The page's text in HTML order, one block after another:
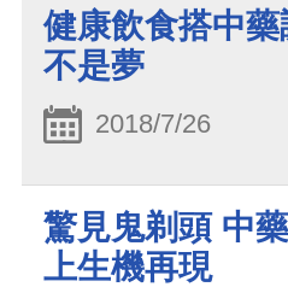
健康飲食搭中
不是夢
2018/7/26
驚見鬼剃頭 中
上生機再現